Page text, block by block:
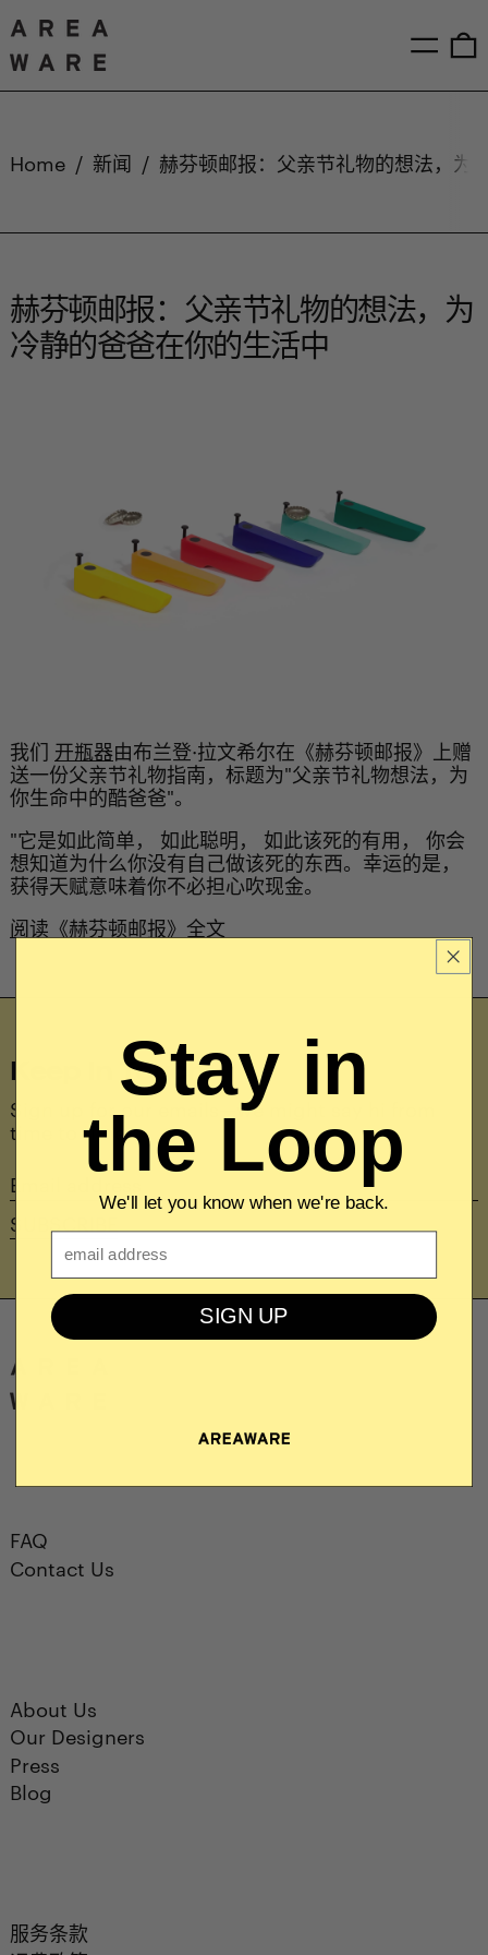
Menu
Home / 新闻 / 赫芬顿邮报：父亲节礼物的想法，为
赫芬顿邮报：父亲节礼物的想法，为
冷静的爸爸在你的生活中
我们 开瓶器由布兰登·拉文希尔在《赫芬顿邮报》上赠
送一份父亲节礼物指南，标题为"父亲节礼物想法，为
你生命中的酷爸爸"。
"它是如此简单， 如此聪明， 如此该死的有用， 你会
想知道为什么你没有自己做该死的东西。幸运的是，
获得天赋意味着你不必担心吹现金。
阅读《赫芬顿邮报》全文
Keep In Touch
Sign up for our emails—we might say hi from
time to time.
Email
address
SUBSCRIBE
FAQ
Contact Us
About Us
Our Designers
Press
Blog
服务条款
Stay in
the Loop
We'll let you know when we're back.
SIGN UP